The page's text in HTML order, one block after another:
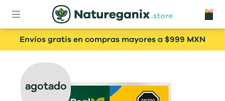
Envíos gratis en compras mayores a $999 MXN
agotado